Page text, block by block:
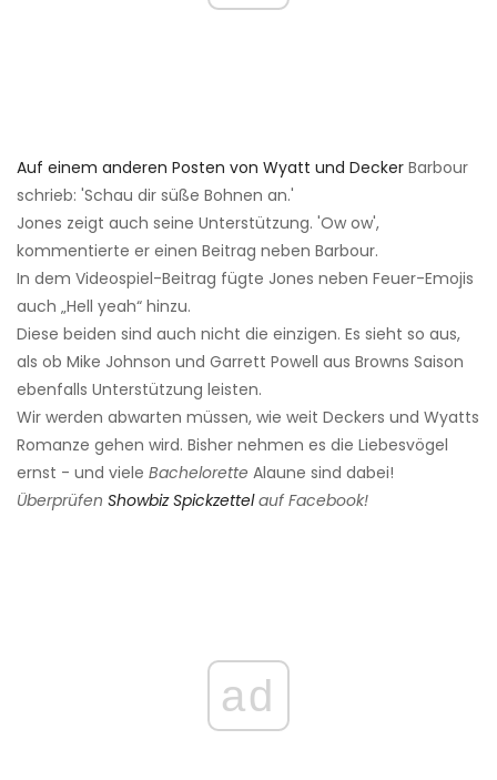
Auf einem anderen Posten von Wyatt und Decker Barbour
schrieb: 'Schau dir süße Bohnen an.'
Jones zeigt auch seine Unterstützung. 'Ow ow',
kommentierte er einen Beitrag neben Barbour.
In dem Videospiel-Beitrag fügte Jones neben Feuer-Emojis
auch „Hell yeah“ hinzu.
Diese beiden sind auch nicht die einzigen. Es sieht so aus,
als ob Mike Johnson und Garrett Powell aus Browns Saison
ebenfalls Unterstützung leisten.
Wir werden abwarten müssen, wie weit Deckers und Wyatts
Romanze gehen wird. Bisher nehmen es die Liebesvögel
ernst - und viele Bachelorette Alaune sind dabei!
Überprüfen Showbiz Spickzettelauf Facebook!
ad